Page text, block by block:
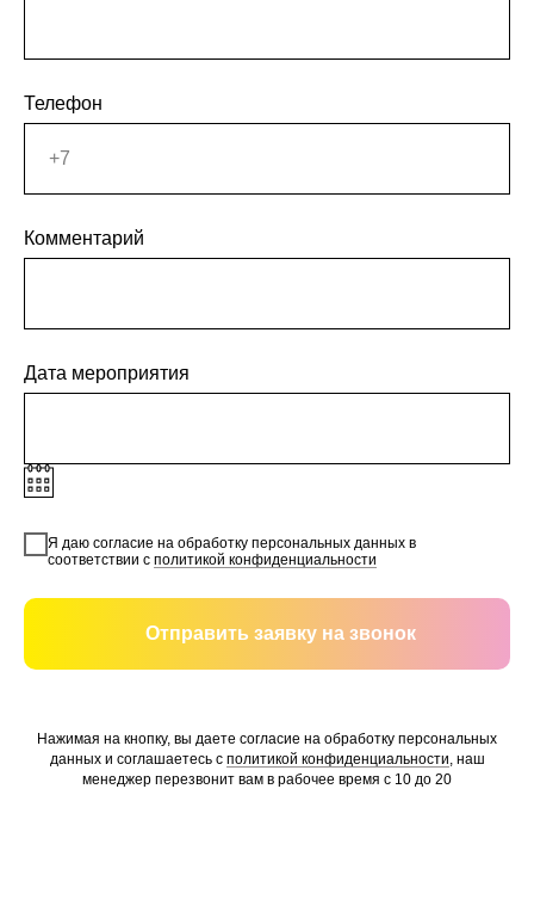
Телефон
Комментарий
Дата мероприятия
Я даю согласие на обработку персональных данных в
соответствии с политикой конфиденциальности
Отправить заявку на звонок
Нажимая на кнопку, вы даете согласие на обработку персональных
данных и соглашаетесь c политикой конфиденциальности, наш
менеджер перезвонит вам в рабочее время с 10 до 20